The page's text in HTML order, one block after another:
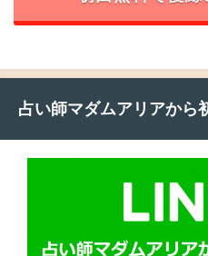
占い師マダムアリアから